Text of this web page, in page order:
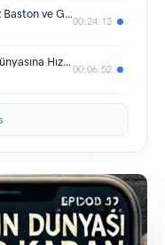
3. Bölüm: 15 Ekim Dünya Beyaz Baston ve Güvenlik Günü Dramaları, Bu Dramalara Karşı Yapılması Gerekenler ve Binimum Linçler...
00:24:13
1. Bölüm: Körlüğe ve Körlerin Dünyasına Hızlı Zıplayış...
00:06:52